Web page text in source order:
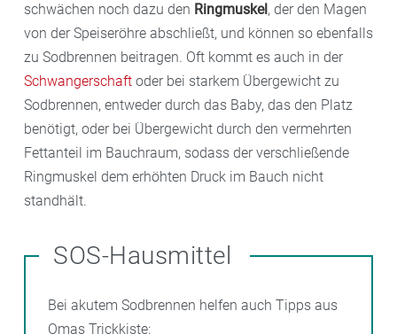
schwächen noch dazu den Ringmuskel , der den Magen
von der Speiseröhre abschließt, und können so ebenfalls
zu Sodbrennen beitragen. Oft kommt es auch in der
Schwangerschaft oder bei starkem Übergewicht zu
Sodbrennen, entweder durch das Baby, das den Platz
benötigt, oder bei Übergewicht durch den vermehrten
Fettanteil im Bauchraum, sodass der verschließende
Ringmuskel dem erhöhten Druck im Bauch nicht
standhält.
SOS-Hausmittel
Bei akutem Sodbrennen helfen auch Tipps aus
Omas Trickkiste: